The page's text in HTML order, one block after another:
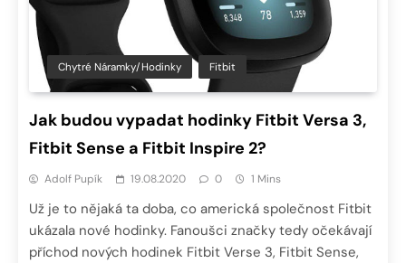
Chytré Náramky/hodinky Fitbit
Jak budou vypadat hodinky Fitbit Versa 3,
Fitbit Sense a Fitbit Inspire 2?
Adolf Pupík 19.08.2020 0 1 Mins
Už je to nějaká ta doba, co americká společnost Fitbit
ukázala nové hodinky. Fanoušci značky tedy očekávají
příchod nových hodinek Fitbit Verse 3, Fitbit Sense,